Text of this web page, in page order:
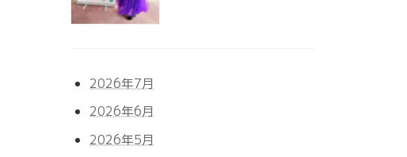
2026年7月
2026年6月
2026年5月